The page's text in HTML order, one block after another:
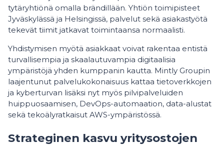
tytäryhtiönä omalla brändillään. Yhtiön toimipisteet
Jyväskylässä ja Helsingissä, palvelut sekä asiakastyötä
tekevät tiimit jatkavat toimintaansa normaalisti.
Yhdistymisen myötä asiakkaat voivat rakentaa entistä
turvallisempia ja skaalautuvampia digitaalisia
ympäristöjä yhden kumppanin kautta. Mintly Groupin
laajentunut palvelukokonaisuus kattaa tietoverkkojen
ja kyberturvan lisäksi nyt myös pilvipalveluiden
huippuosaamisen, DevOps-automaation, data-alustat
sekä tekoälyratkaisut AWS-ympäristössä.
Strateginen kasvu yritysostojen